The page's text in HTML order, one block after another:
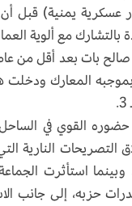
مصادر عسكرية يمنية)
مع ألوية
بات بعد أقل من
حيث توقفت بموجبه
القوي في
التصريحات النارية
وبينما استأثرت
حزبه، إلى جانب